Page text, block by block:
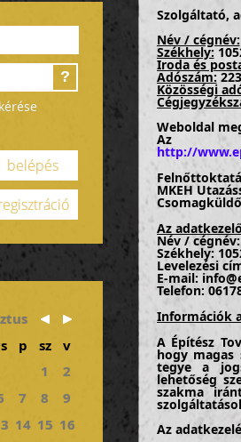
?
belépés
p sz
v
1
2
7 8
9
14 15 16
Szolgáltató,
Név / cégnév:
Székhely:
Iroda és
Adószám:
Közösségi
Weboldal
Az
http://
MKEH
Az
Név /
Székhely:
Levelezési
E-mail:
Telefon:
Információk
A Építész
hogy magas
tegye a
lehetőség
szakma
Az